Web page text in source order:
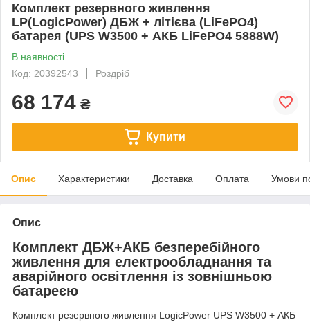
Комплект резервного живлення
LP(LogicPower) ДБЖ + літієва (LiFePO4)
батарея (UPS W3500 + АКБ LiFePO4 5888W)
В наявності
Код: 20392543
Роздріб
68 174 ₴
Купити
Опис Характеристики Доставка Оплата Умови
Опис
Комплект ДБЖ+АКБ безперебійного
живлення для електрообладнання та
аварійного освітлення із зовнішньою
батареєю
Комплект резервного живлення LogicPower UPS W3500 + АКБ